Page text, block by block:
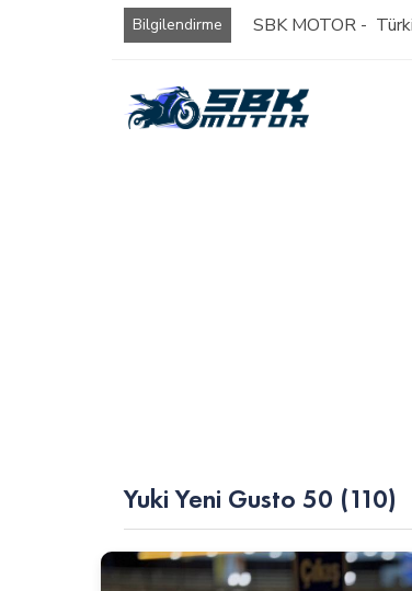
Bilgilendirme SBK MOTOR -
Yuki Yeni Gusto 50 (110)